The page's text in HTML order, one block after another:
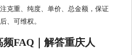
克重、纯度、单价、总金额，保证
、可维权。
频FAQ｜解答重庆人